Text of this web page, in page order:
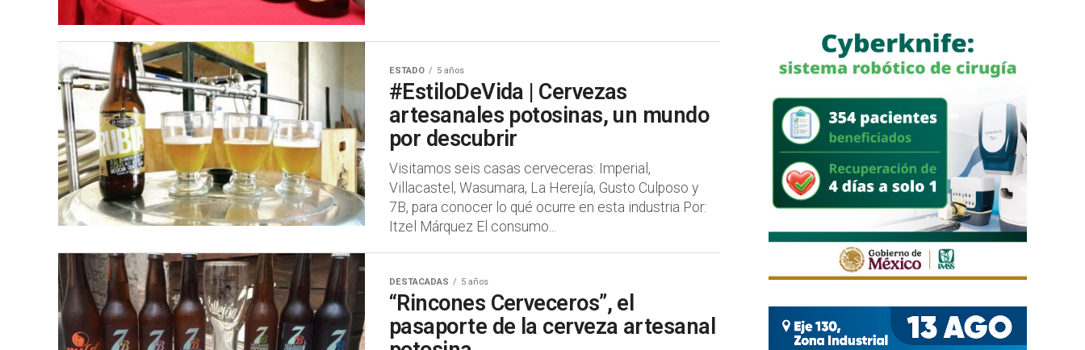
ESTADO 5 años
#EstiloDeVida | Cervezas
artesanales potosinas, un mundo
por descubrir
Visitamos seis casas cerveceras: Imperial,
Villacastel, Wasumara, La Herejía, Gusto Culposo y
7B, para conocer lo qué ocurre en esta industria Por:
Itzel Márquez El consumo...
DESTACADAS 5 años
“Rincones Cerveceros”, el
pasaporte de la cerveza artesanal